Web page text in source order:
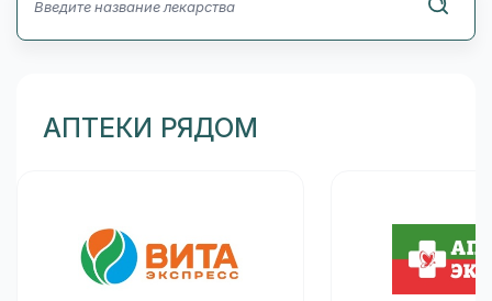
АПТЕКИ РЯДОМ